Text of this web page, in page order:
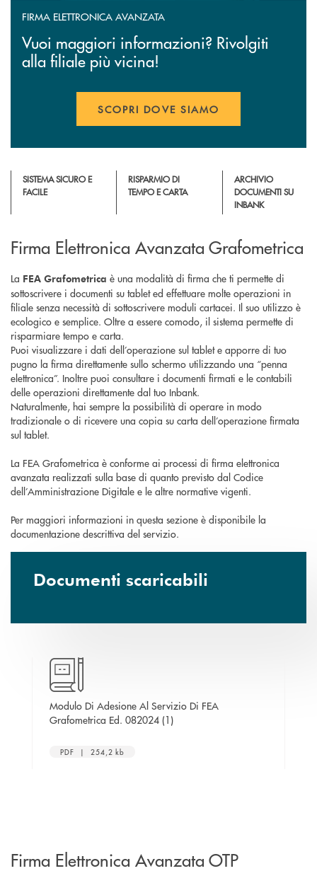
FIRMA ELETTRONICA AVANZATA
Vuoi maggiori informazioni? Rivolgiti
alla filiale più vicina!
SCOPRI DOVE SIAMO
SISTEMA SICURO E
FACILE
RISPARMIO DI
TEMPO E CARTA
ARCHIVIO
DOCUMENTI SU
INBANK
Firma Elettronica Avanzata Grafometrica
La FEA Grafometrica è una modalità di firma che ti permette di
sottoscrivere i documenti su tablet ed effettuare molte operazioni in
filiale senza necessità di sottoscrivere moduli cartacei. Il suo utilizzo è
ecologico e semplice. Oltre a essere comodo, il sistema permette di
risparmiare tempo e carta.
Puoi visualizzare i dati dell’operazione sul tablet e apporre di tuo
pugno la firma direttamente sullo schermo utilizzando una “penna
elettronica”. Inoltre puoi consultare i documenti firmati e le contabili
delle operazioni direttamente dal tuo Inbank.
Naturalmente, hai sempre la possibilità di operare in modo
tradizionale o di ricevere una copia su carta dell’operazione firmata
sul tablet.
La FEA Grafometrica è conforme ai processi di firma elettronica
avanzata realizzati sulla base di quanto previsto dal Codice
dell’Amministrazione Digitale e le altre normative vigenti.
Per maggiori informazioni in questa sezione è disponibile la
documentazione descrittiva del servizio.
Documenti scaricabili
Modulo Di Adesione Al Servizio Di FEA
Grafometrica Ed. 082024 (1)apre una nuova finestra
PDF | 254,2 kb
Firma Elettronica Avanzata OTP